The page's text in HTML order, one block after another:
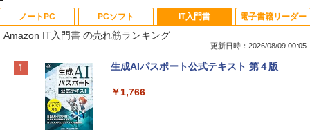
ノートPC
Apple 2026 MacBook Neo A18 Proチッ
e Intelligenceのために設計、Liquid Ret
PCソフト
Robloxギフトカード - 800 Robux 【限
インゲームコード】 ロブロックス | オン
IT入門書
Amazon IT入門書 の売れ筋ランキング
更新日時：2026/08/09 00:05
生成AIパスポート公式テキスト 第４版
￥1,766
電子書籍リーダー